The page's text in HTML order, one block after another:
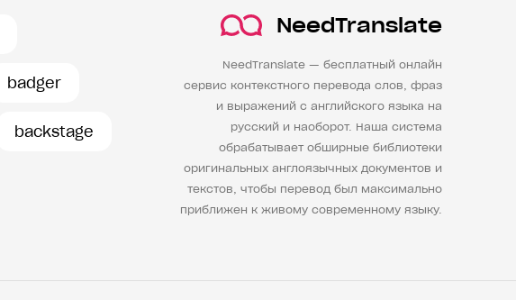
badger
backstage
NeedTranslate
NeedTranslate — бесплатный онлайн
сервис контекстного перевода слов, фраз
и выражений с английского языка на
русский и наоборот. Наша система
обрабатывает обширные библиотеки
оригинальных англоязычных документов и
текстов, чтобы перевод был максимально
приближен к живому современному языку.